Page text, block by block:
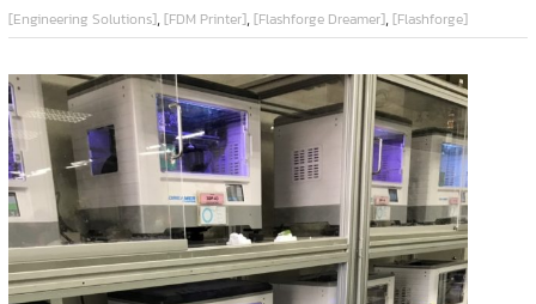
[Engineering Solutions],[FDM Printer],[Flashforge Dreamer],[Flashforge]